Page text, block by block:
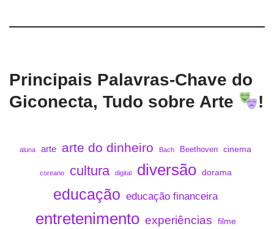
Principais Palavras-Chave do
Giconecta, Tudo sobre Arte
!
aluna arte arte do dinheiro Bach Beethoven cinema
coreano cultura digital diversão dorama
educação educação financeira
entretenimento experiências filme